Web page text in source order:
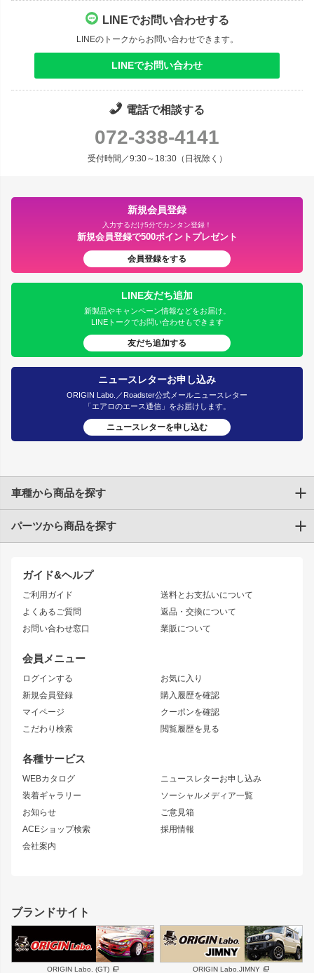
LINEでお問い合わせする
LINEのトークからお問い合わせできます。
LINEでお問い合わせ
電話で相談する
072-338-4141
受付時間／9:30～18:30（日祝除く）
新規会員登録
入力するだけ5分でカンタン登録！
新規会員登録で500ポイントプレゼント
会員登録をする
LINE友だち追加
新製品やキャンペーン情報などをお届け。
LINEトークでお問い合わせもできます
友だち追加する
ニュースレターお申し込み
ORIGIN Labo.／Roadster公式メールニュースレター
「エアロのエース通信」をお届けします。
ニュースレターを申し込む
ガイド&ヘルプ
ご利用ガイド
よくあるご質問
お問い合わせ窓口
送料とお支払いについて
返品・交換について
業販について
会員メニュー
ログインする
新規会員登録
マイページ
こだわり検索
お気に入り
購入履歴を確認
クーポンを確認
閲覧履歴を見る
各種サービス
WEBカタログ
装着ギャラリー
お知らせ
ACEショップ検索
会社案内
ニュースレターお申し込み
ソーシャルメディア一覧
ご意見箱
採用情報
車種から商品を探す
トヨタ
JZX90 CHASER
JZX110 MARK II
JZX100 MARK II
JZX90 MARK II
トレノ
マークX
アリスト
ソアラ
アルテッツァ
ニッサン
S15 シルビア
S14 シルビア 後期
S13 シルビア
180SX
シルエイティ
ワンビア
ローレル
セフィーロ
キャラバン
スズキ
GS350
SC
スバル 三菱
デリカ D:5
パーツから商品を探す
エアロシリーズ
ドリフトライン
風神
雷神
レーシングライン
アタックライン
ストリームライン
リアウイング
ジムニーパーツ
ホイール
MUD-S7
MUD-SR7
まつど家 鉄漢
ボンネット
フェンダー
サイドパーツ
リアゲート
メンテナンスパーツ
ブランドサイト
ORIGIN Labo. (GT) ORIGIN Labo.JIMNY